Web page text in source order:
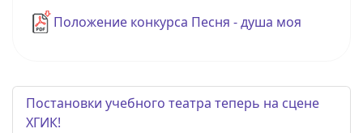
Положение конкурса Песня - душа моя
Постановки учебного театра теперь на сцене
ХГИК!